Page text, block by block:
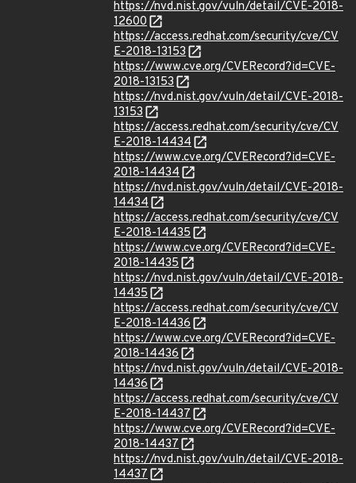
https://nvd.nist.gov/vuln/detail/CVE-2018-
12600
https://access.redhat.com/security/cve/CV
E-2018-13153
https://www.cve.org/CVERecord?id=CVE-
2018-13153
https://nvd.nist.gov/vuln/detail/CVE-2018-
13153
https://access.redhat.com/security/cve/CV
E-2018-14434
https://www.cve.org/CVERecord?id=CVE-
2018-14434
https://nvd.nist.gov/vuln/detail/CVE-2018-
14434
https://access.redhat.com/security/cve/CV
E-2018-14435
https://www.cve.org/CVERecord?id=CVE-
2018-14435
https://nvd.nist.gov/vuln/detail/CVE-2018-
14435
https://access.redhat.com/security/cve/CV
E-2018-14436
https://www.cve.org/CVERecord?id=CVE-
2018-14436
https://nvd.nist.gov/vuln/detail/CVE-2018-
14436
https://access.redhat.com/security/cve/CV
E-2018-14437
https://www.cve.org/CVERecord?id=CVE-
2018-14437
https://nvd.nist.gov/vuln/detail/CVE-2018-
14437